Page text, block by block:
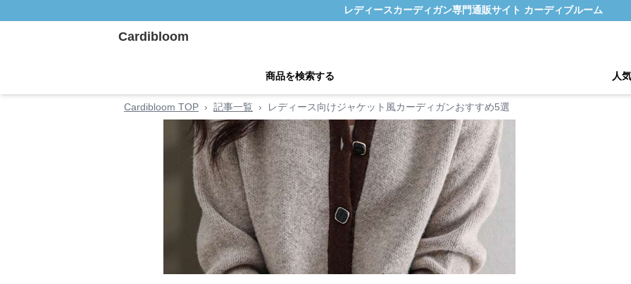
レディースカーディガン専門通販サイト カーディブルーム
Cardibloom
商品を検索する 人
Cardibloom TOP › 記事一覧 › レディース向けジャケット風カーディガンおすすめ5選